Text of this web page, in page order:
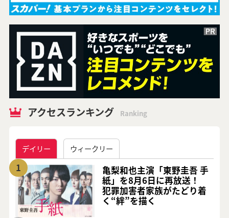
アクセスランキング Ranking
デイリー ウィークリー
1
亀梨和也主演「東野圭吾 手
紙」を8月6日に再放送！
犯罪加害者家族がたどり着
く“絆”を描く